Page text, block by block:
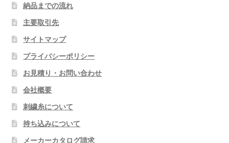
納品までの流れ
主要取引先
サイトマップ
プライバシーポリシー
お見積り・お問い合わせ
会社概要
刺繍糸について
持ち込みについて
メーカーカタログ請求